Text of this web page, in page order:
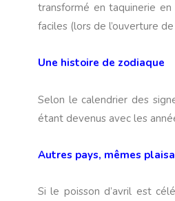
transformé en taquinerie
faciles (lors de l’ouverture
Une histoire de zodiaque
Selon le calendrier des
étant devenus avec les
Autres pays, mêmes
Si le poisson d’avril est